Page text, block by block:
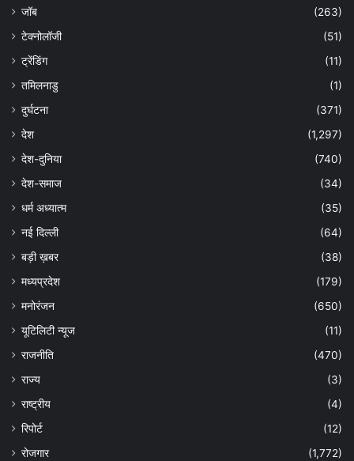
जॉब
(263)
टेक्नोलॉजी
(51)
ट्रेंडिंग
(11)
तमिलनाडु
(1)
दुर्घटना
(371)
देश
(1,297)
देश-दुनिया
(740)
देश-समाज
(34)
धर्म अध्यात्म
(35)
नई दिल्ली
(64)
बड़ी ख़बर
(38)
मध्यप्रदेश
(179)
मनोरंजन
(650)
यूटिलिटी न्यूज
(11)
राजनीति
(470)
राज्य
(3)
राष्ट्रीय
(4)
रिपोर्ट
(12)
रोजगार
(1,772)